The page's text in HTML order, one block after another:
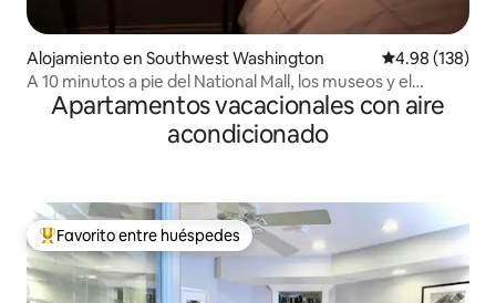
Alojamiento en Southwest Washington Calificación
4.98 (138)
A 10 minutos a pie del National Mall, los museos y el
muelle.
Apartamentos vacacionales con aire
acondicionado
Favorito entre huéspedes preferido
Favorito entre huéspedes